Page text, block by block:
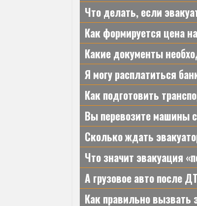
Что делать, если
Как формируется цена
Какие документы
Я могу расплатиться
Как подготовить
Вы перевозите машины
Сколько ждать
Что значит эвакуация
А грузовое авто после
Как правильно вызвать